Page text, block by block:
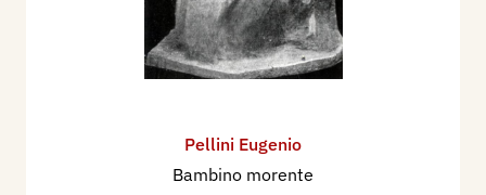
Pellini Eugenio
Bambino morente